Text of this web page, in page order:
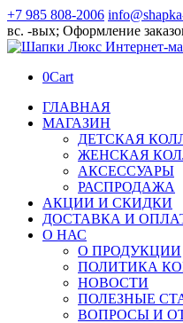
+7 985 808-2006
вс. -вых; Оформление
0Cart
ГЛАВНАЯ
МАГАЗИН
ДЕТСКАЯ
ЖЕНСКАЯ
АКСЕССУАРЫ
РАСПРОДАЖА
АКЦИИ И СКИДКИ
ДОСТАВКА И
О НАС
О ПРОДУКЦИИ
ПОЛИТИКА
НОВОСТИ
ПОЛЕЗНЫЕ
ВОПРОСЫ И